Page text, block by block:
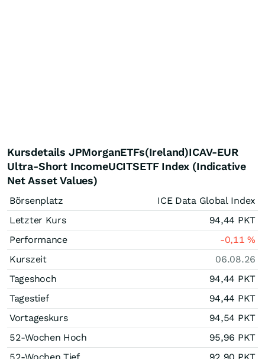
Kursdetails JPMorganETFs(Ireland)ICAV-EUR
Ultra-Short IncomeUCITSETF Index (Indicative
Net Asset Values)
Börsenplatz
ICE Data Global Index
Letzter Kurs
94,44 PKT
Performance
-0,11%
Kurszeit
06.08.26
Tageshoch
94,44 PKT
Tagestief
94,44 PKT
Vortageskurs
94,54 PKT
52-Wochen Hoch
95,96 PKT